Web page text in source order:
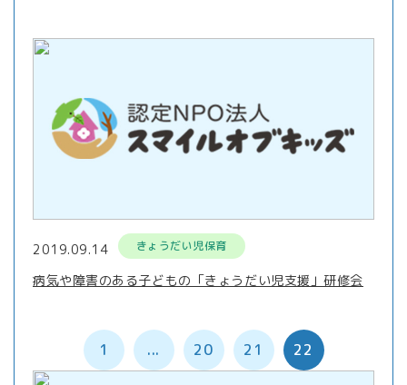
2019.09.14 きょうだい児保育
病気や障害のある子どもの「きょうだい児支援」研修会
1 ... 20 21 22